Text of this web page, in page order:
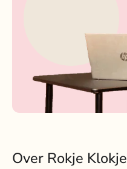
Over Rokje Klokje